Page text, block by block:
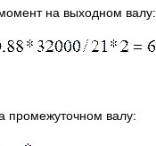
на выходном валу:
промежуточном валу: